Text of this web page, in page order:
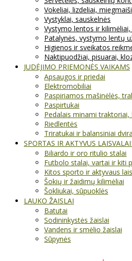
Vokeliai, lizdeliai,
Vystyklai, sauskelnės
Vystymo lentos ir
Patalynės, vystymo lentų
Higienos ir sveikatos
Naktipuodžiai, pisuarai,
JUDĖJIMO PRIEMONĖS VAIKAMS
Apsaugos ir priedai
Elektromobiliai
Paspiriamos mašinėlės,
Paspirtukai
Pedalais minami traktoriai,
Riedlentės
Triratukai ir balansiniai
SPORTAS IR AKTYVUS
Biliardo ir oro ritulio stalai
Futbolo stalai, vartai ir kiti
Kitos sporto ir aktyvaus
Šokių ir žaidimų kilimėliai
Šokliukai, sūpuoklės
LAUKO ŽAISLAI
Batutai
Sodininkystės žaislai
Vandens ir smėlio žaislai
Sūpynės